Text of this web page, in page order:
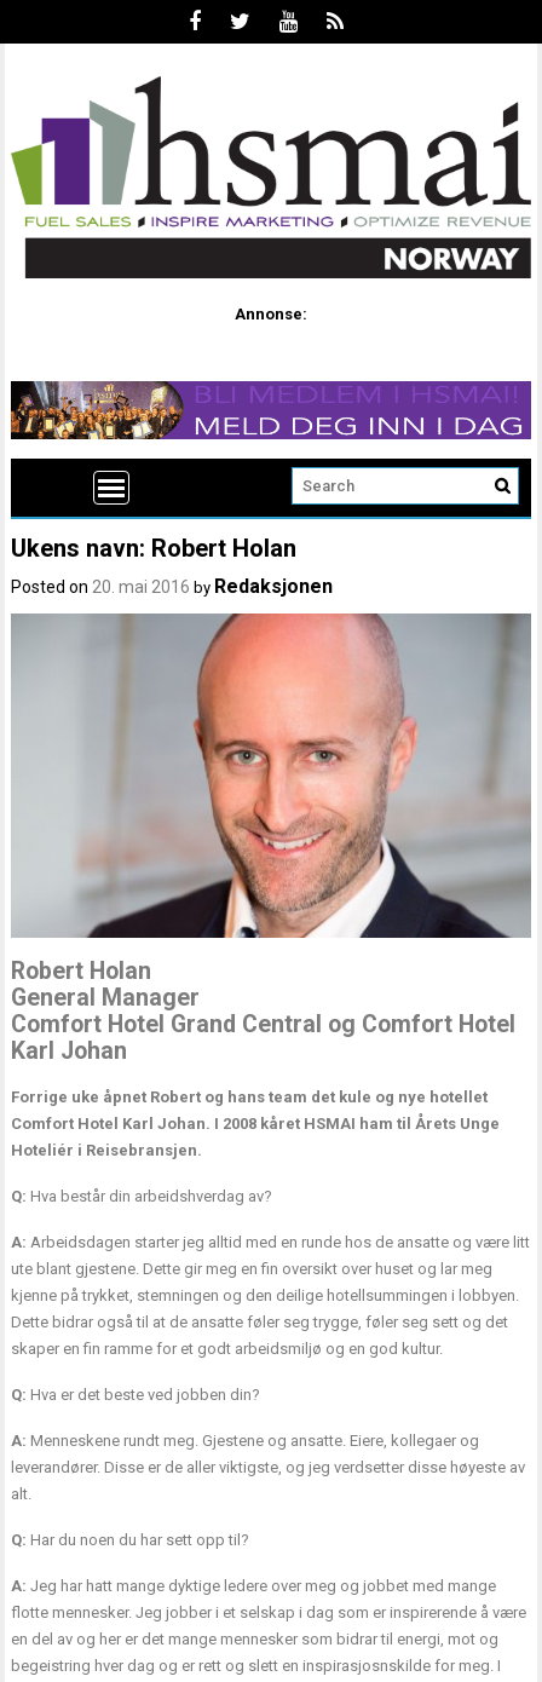
Annonse:
Ukens navn: Robert Holan
Posted on20. mai 2016 by Redaksjonen
Robert Holan
General Manager
Comfort Hotel Grand Central og Comfort Hotel
Karl Johan
Forrige uke åpnet Robert og hans team det kule og nye hotellet
Comfort Hotel Karl Johan. I 2008 kåret HSMAI ham til Årets Unge
Hoteliér i Reisebransjen.
Q: Hva består din arbeidshverdag av?
A: Arbeidsdagen starter jeg alltid med en runde hos de ansatte og være litt
ute blant gjestene. Dette gir meg en fin oversikt over huset og lar meg
kjenne på trykket, stemningen og den deilige hotellsummingen i lobbyen.
Dette bidrar også til at de ansatte føler seg trygge, føler seg sett og det
skaper en fin ramme for et godt arbeidsmiljø og en god kultur.
Q: Hva er det beste ved jobben din?
A: Menneskene rundt meg. Gjestene og ansatte. Eiere, kollegaer og
leverandører. Disse er de aller viktigste, og jeg verdsetter disse høyeste av
alt.
Q: Har du noen du har sett opp til?
A: Jeg har hatt mange dyktige ledere over meg og jobbet med mange
flotte mennesker. Jeg jobber i et selskap i dag som er inspirerende å være
en del av og her er det mange mennesker som bidrar til energi, mot og
begeistring hver dag og er rett og slett en inspirasjosnskilde for meg. I